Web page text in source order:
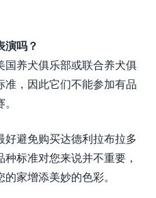
演吗？
国养犬俱乐部或联合养犬俱
，因此它们不能参加有品
避免购买达德利拉布拉多
标准对您来说并不重要，
家增添美妙的色彩。